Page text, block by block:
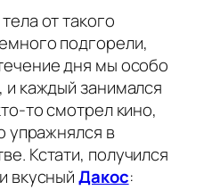
от такого
подгорели,
дня мы особо
и каждый занимался
то смотрел кино,
упражнялся в
Кстати, получился
вкусныйДакос: